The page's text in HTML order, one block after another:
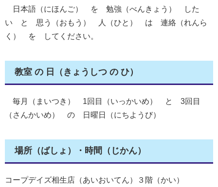
日本語（にほんご） を 勉強（べんきょう） した
い と 思う（おもう） 人（ひと） は 連絡（れんら
く） を してください。
教室 の 日（きょうしつ の ひ）
毎月（まいつき） 1回目（いっかいめ） と 3回目
（さんかいめ） の 日曜日（にちようび）
場所（ばしょ）・時間（じかん）
コープデイズ相生店（あいおいてん）３階（かい）